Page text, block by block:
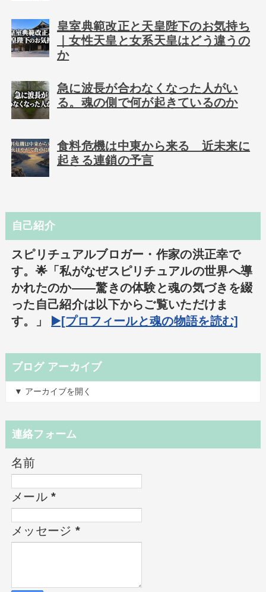
皇室典範改正と天皇陛下のお気持ち
｜女性天皇と女系天皇はどう違うの
か
急に波長が合わなくなった人がい
る。魂の側で何が起きているのか
食料危機は中東から来る 近未来に
起きる連鎖の予言
自己紹介
スピリチュアルブロガー・作家の洪正幸で
す。🌟「私がなぜスピリチュアルの世界へ導
かれたのか――驚きの体験と魂の気づきを綴
った自己紹介は以下からご覧いただけま
す。」
▶️[プロフィールと魂の物語を読む]
ブログ アーカイブ
▼ アーカイブを開く
連絡フォーム
名前
メール*
メッセージ *